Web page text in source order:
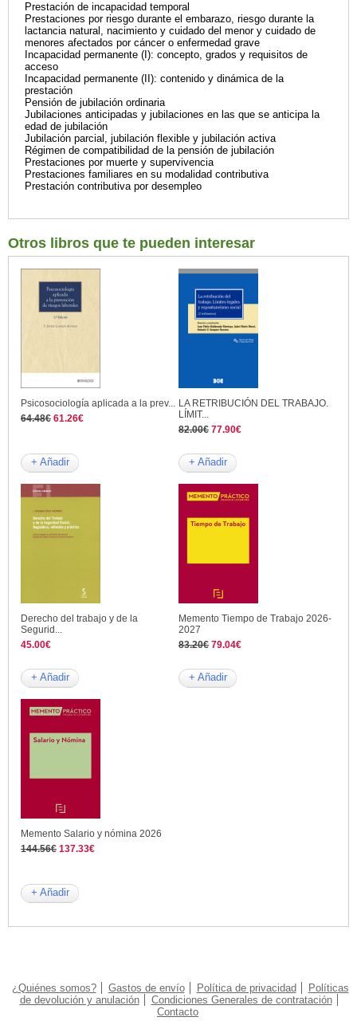
Prestación de incapacidad temporal
Prestaciones por riesgo durante el embarazo, riesgo durante la
lactancia natural, nacimiento y cuidado del menor y cuidado de
menores afectados por cáncer o enfermedad grave
Incapacidad permanente (I): concepto, grados y requisitos de
acceso
Incapacidad permanente (II): contenido y dinámica de la
prestación
Pensión de jubilación ordinaria
Jubilaciones anticipadas y jubilaciones en las que se anticipa la
edad de jubilación
Jubilación parcial, jubilación flexible y jubilación activa
Régimen de compatibilidad de la pensión de jubilación
Prestaciones por muerte y supervivencia
Prestaciones familiares en su modalidad contributiva
Prestación contributiva por desempleo
Otros libros que te pueden interesar
Psicosociología aplicada a la prev...
64.48€ 61.26€
+ Añadir
LA RETRIBUCIÓN DEL TRABAJO.
LÍMIT...
82.00€ 77.90€
+ Añadir
Derecho del trabajo y de la
Segurid...
45.00€
+ Añadir
Memento Tiempo de Trabajo 2026-
2027
83.20€ 79.04€
+ Añadir
Memento Salario y nómina 2026
144.56€ 137.33€
+ Añadir
¿Quiénes somos? Gastos de envío Política de privacidad
Políticas
de devolución y anulación
Condiciones Generales de contratación
Contacto